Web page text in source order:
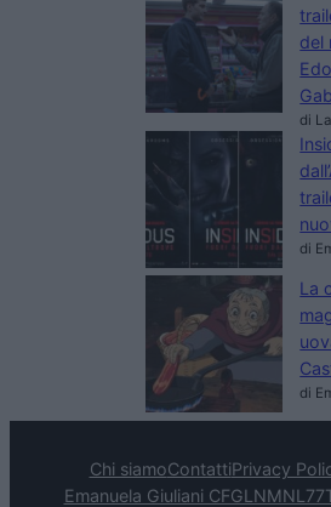
del
di
di
La
di
Chi siamoContattiPrivacy
Emanuela Giuliani